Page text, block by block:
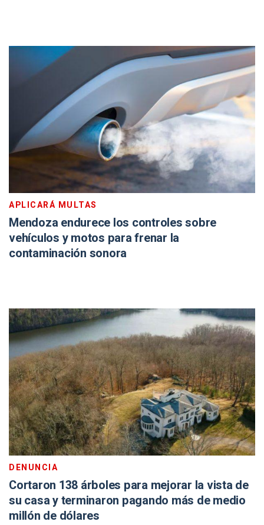
APLICARÁ MULTAS
Mendoza endurece los controles sobre
vehículos y motos para frenar la
contaminación sonora
DENUNCIA
Cortaron 138 árboles para mejorar la vista de
su casa y terminaron pagando más de medio
millón de dólares